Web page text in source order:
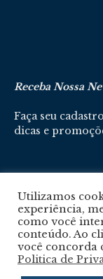
Receba Nossa
Faça seu
dicas e
Cadastre-se
Utilizamos
experiência,
como você
conteúdo. Ao
você concorda
Politica de